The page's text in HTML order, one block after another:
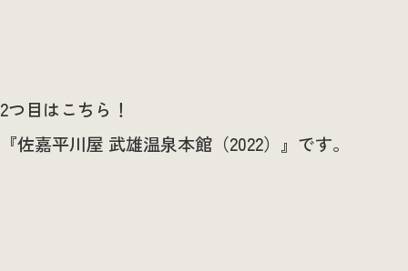
2つ目はこちら！
『佐嘉平川屋 武雄温泉本館（2022）』です。